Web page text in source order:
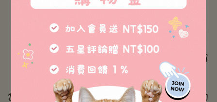
最高等級的評價，即便是 敏感肌也能安心使用
：堅持 0 矽靈、0 皂鹼。
SGS 檢驗合格：本批次送驗樣品在重金屬（砷、
鉛、汞、鎘）與微生物檢測中完全合規。
300 萬顆微米泡沫
：深入毛孔帶走過期油脂，留
下的只有如陽光曬過後的自然氣息。
當水流帶走泡沫，毛孩身上散發出的，不再是人工的